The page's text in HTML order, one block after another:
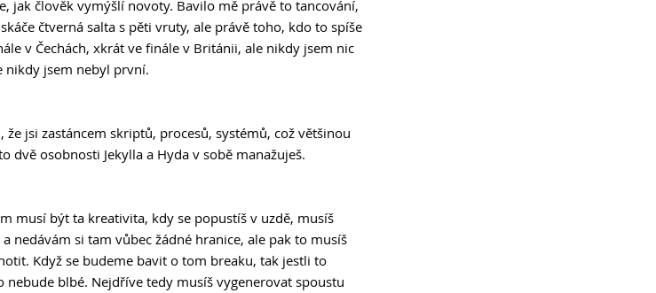
jak člověk vymýšlí novoty. Bavilo mě právě to tancování,
čtverná salta s pěti vruty, ale právě toho, kdo to spíše
v Čechách, xkrát ve finále v Británii, ale nikdy jsem nic
nikdy jsem nebyl první.
jsi zastáncem skriptů, procesů, systémů, což většinou
osobnosti Jekylla a Hyda v sobě manažuješ.
musí být ta kreativita, kdy se popustíš v uzdě, musíš
nedávám si tam vůbec žádné hranice, ale pak to musíš
Když se budeme bavit o tom breaku, tak jestli to
blbé. Nejdříve tedy musíš vygenerovat spoustu